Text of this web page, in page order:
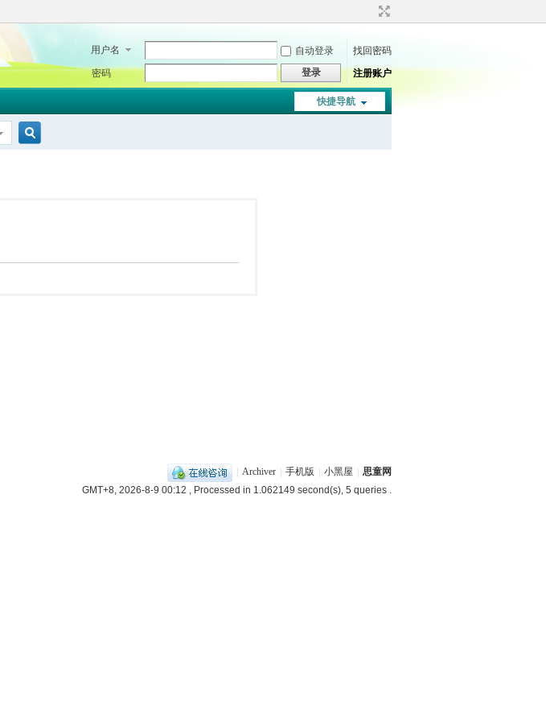
用户名 自动登录
找回密码
密码
登录 注册账户
快捷导航
Archiver 手机版 小黑屋
思童网
GMT+8, 2026-8-9 00:12 , Processed in 1.062149 second(s), 5 queries .